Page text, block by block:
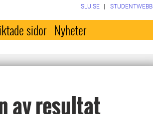
SLU.SE STUDENTWEBB
sidor Nyheter
av resultat